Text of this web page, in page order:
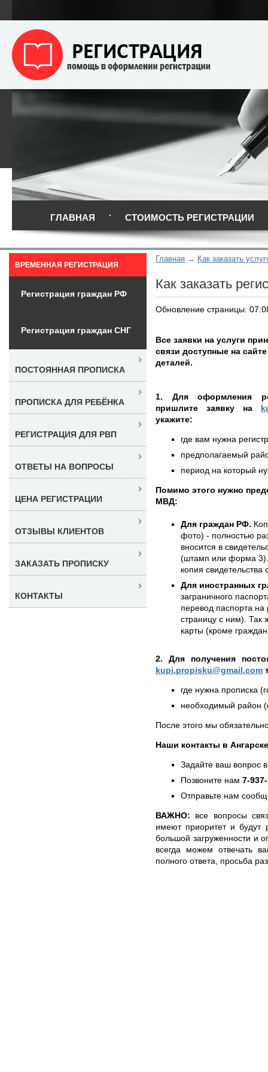
ГЛАВНАЯ СТОИМОСТЬ РЕГИСТРАЦИИ
Главная Как заказать
Как заказать
Обновление страницы:
Все заявки на услуги
связи доступные на
деталей.
1. Для оформления
пришлите заявку на
укажите:
где вам нужна
предполагаемый
период на который
Помимо этого нужно
МВД:
Для граждан РФ.
фото) - полностью
вносится в
(штамп или форма
копия
Для иностранных
заграничного
перевод паспорта на
страницу с ним). Так
карты (кроме
2. Для получения
kupi.propisku@gmail.com
где нужна прописка
необходимый район
После этого мы
Наши контакты в
Задайте ваш вопрос
Позвоните нам 7-
Отправьте нам
ВАЖНО: все вопросы
имеют приоритет и
большой загруженности и
всегда можем отвечать
полного ответа, просьба
ВРЕМЕННАЯ РЕГИСТРАЦИЯ
Регистрация граждан РФ
Регистрация граждан СНГ
ПОСТОЯННАЯ ПРОПИСКА
ПРОПИСКА ДЛЯ РЕБЁНКА
РЕГИСТРАЦИЯ ДЛЯ РВП
ОТВЕТЫ НА ВОПРОСЫ
ЦЕНА РЕГИСТРАЦИИ
ОТЗЫВЫ КЛИЕНТОВ
ЗАКАЗАТЬ ПРОПИСКУ
КОНТАКТЫ